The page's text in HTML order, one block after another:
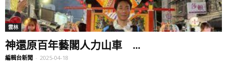
雲林
神還原百年藝閣人力山車 ...
編輯台新聞 - 2025-04-18